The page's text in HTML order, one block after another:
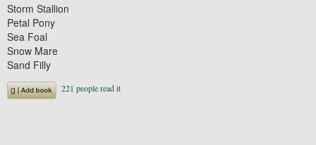
Storm Stallion
Petal Pony
Sea Foal
Snow Mare
Sand Filly